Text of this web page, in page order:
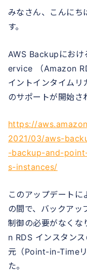
みなさん、こんにち
す。
AWS Backupにお
ervice （Amazon
イントインタイムリ
のサポートが開始さ
https://
2021/03/aws-
-backup-and-
s-instances/
このアップデート
の間で、バックアッ
制御の必要がなく
n RDS インスタン
元（Point-in-Time
た。